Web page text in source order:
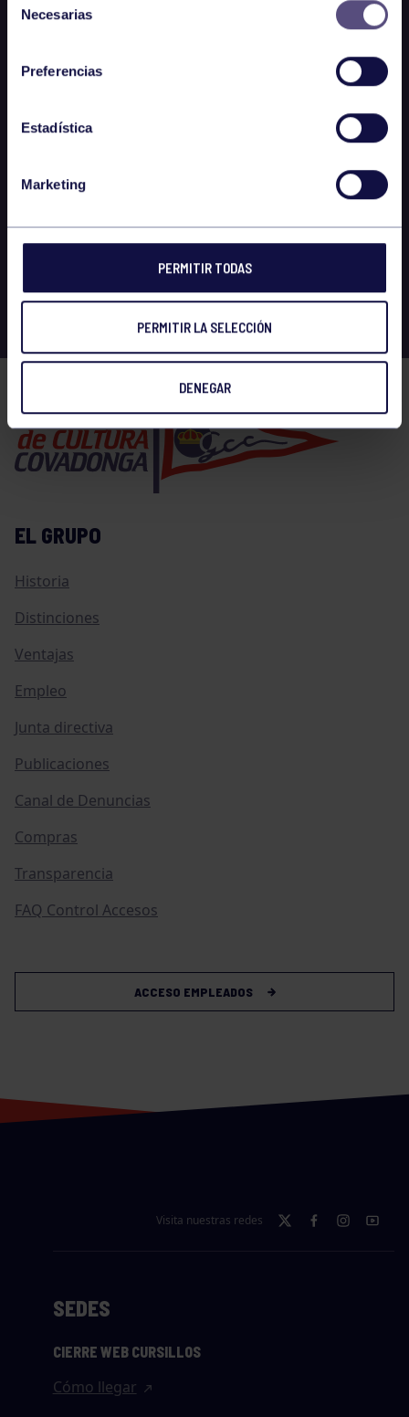
Necesarias
Preferencias
Estadística
Marketing
PERMITIR TODAS
PERMITIR LA SELECCIÓN
DENEGAR
EL GRUPO
Historia
Distinciones
Ventajas
Empleo
Junta directiva
Publicaciones
Canal de Denuncias
Compras
Transparencia
FAQ Control Accesos
ACCESO EMPLEADOS
Visita nuestras redes
SEDES
CIERRE WEB CURSILLOS
Cómo llegar